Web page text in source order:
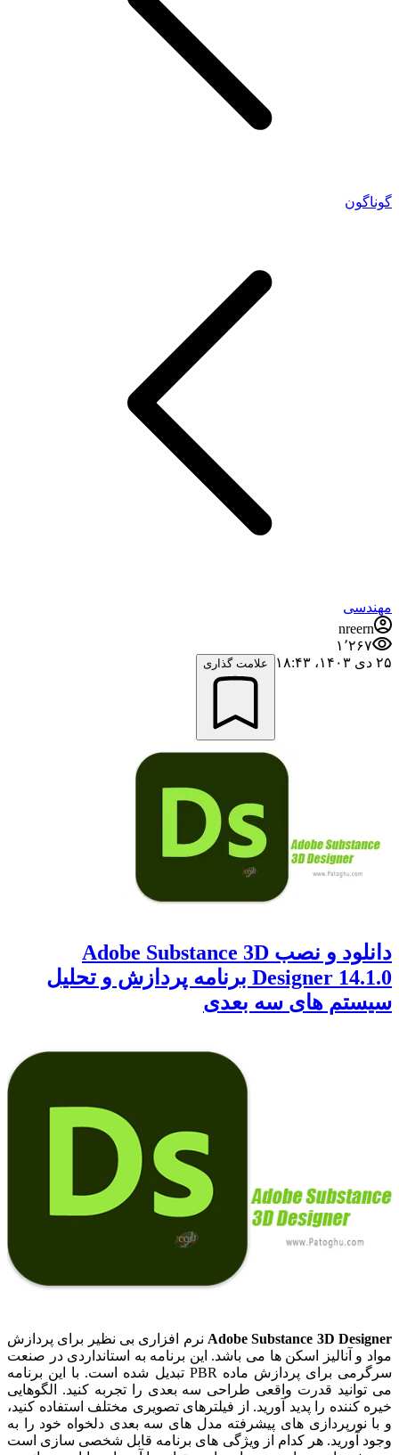
گوناگون
مهندسی
nreern
۱٬۲۶۷
۲۵ دی ۱۴۰۳،‏ ۱۸:۴۳
علامت گذاری
دانلود و نصب Adobe Substance 3D
Designer 14.1.0 برنامه پردازش و تحلیل
سیستم های سه بعدی
Adobe Substance 3D Designer نرم افزاری بی نظیر برای پردازش
مواد و آنالیز اسکن ها می باشد. این برنامه به استانداردی در صنعت
سرگرمی برای پردازش ماده PBR تبدیل شده است. با این برنامه
می توانید قدرت واقعی طراحی سه بعدی را تجربه کنید. الگوهایی
خیره کننده را پدید آورید. از فیلترهای تصویری مختلف استفاده کنید،
و با نورپردازی های پیشرفته مدل های سه بعدی دلخواه خود را به
وجود آورید. هر کدام از ویژگی های برنامه قابل شخصی سازی است